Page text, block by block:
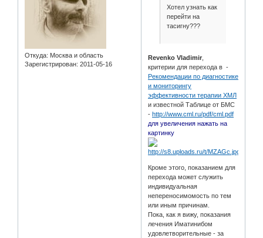
Откуда: Москва и область
Зарегистрирован: 2011-05-16
Хотел узнать как
перейти на
тасигну???
Revenko Vladimir
критерии для перехода в -
Рекомендации по диагностике
и мониторингу
эффективности терапии ХМЛ
и известной Таблице от БМС
- http://www.cml.ru/pdf/cml.pdf
для увеличения нажать на
картинку
Кроме этого, показанием для
перехода может служить
индивидуальная
непереносимомость по тем
или иным причинам.
Пока, как я вижу, показания
лечения Иматинибом
удовлетворительные - за